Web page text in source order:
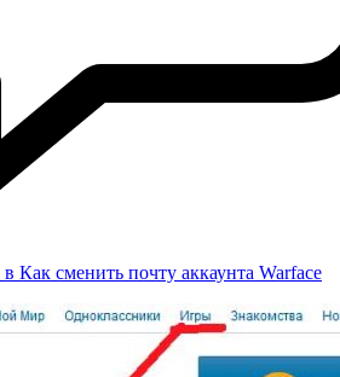
в Как сменить почту аккаунта Warface